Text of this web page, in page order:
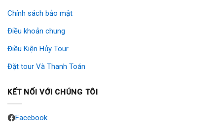
Chính sách bảo mật
Điều khoản chung
Điều Kiện Hủy Tour
Đặt tour Và Thanh Toán
KẾT NỐI VỚI CHÚNG TÔI
Facebook